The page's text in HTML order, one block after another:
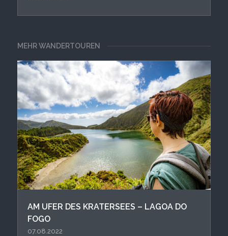
MEHR WANDERTOUREN
AM UFER DES KRATERSEES – LAGOA DO
FOGO
07.08.2022